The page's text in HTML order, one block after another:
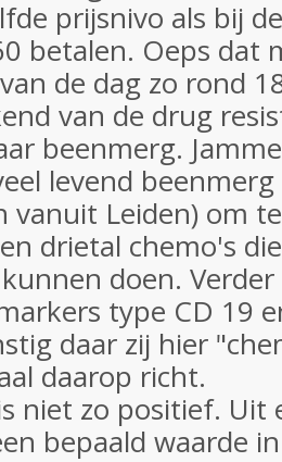
prijsnivo als bij
betalen. Oeps dat
de dag zo rond
van de drug
beenmerg.
levend
vanuit Leiden) om
drietal chemo's
doen.
type CD 19
daar zij hier
daarop richt.
niet zo positief. Uit
bepaald waarde